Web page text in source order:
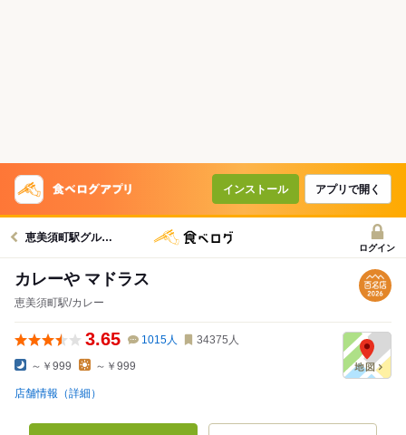
インストール アプリで開く
恵美須町駅グルメへ
ログイン
カレーや マドラス
恵美須町駅/カレー
3.65 1015人 34375 人
～￥999 ～￥999
店舗情報（詳細）